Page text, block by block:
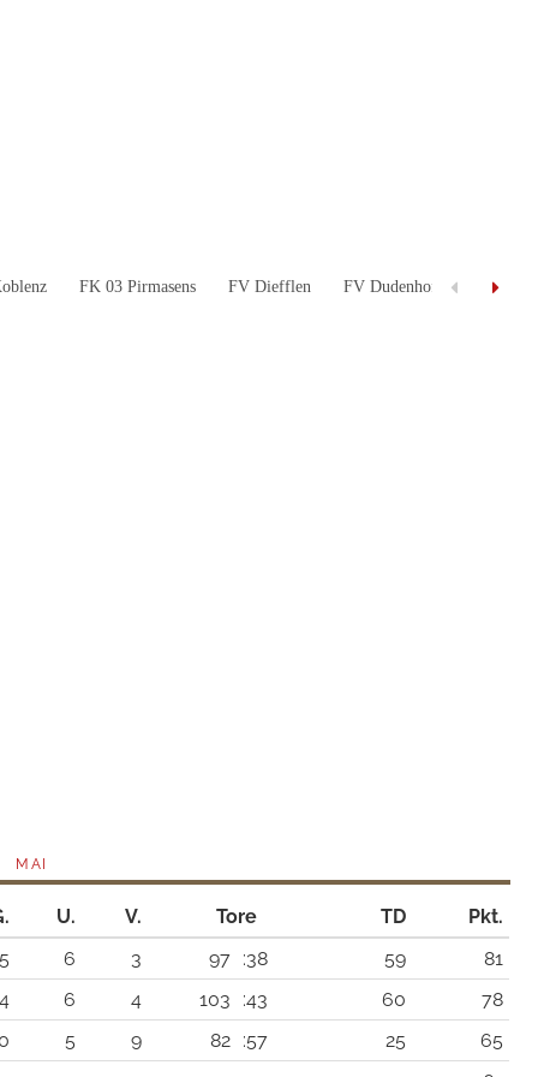
FK 03 Pirmasens FV Diefflen FV Dudenhofen FV
MAI
U. V. Tore TD
Pkt.
6 3 97 :38 59
81
6 4 103 :43 60
78
5 9 82 :57 25
65